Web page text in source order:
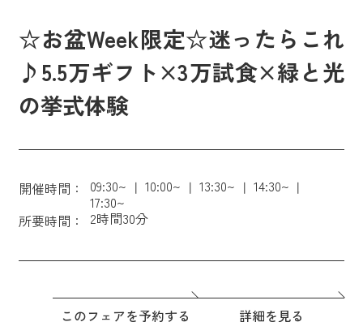
☆お盆Week限定☆迷ったらこれ
♪5.5万ギフト×3万試食×緑と光
の挙式体験
開催時間： 09:30~ 10:00~ 13:30~
14:30~
17:30~
所要時間：
2時間30分
このフェアを予約する 詳細を見る